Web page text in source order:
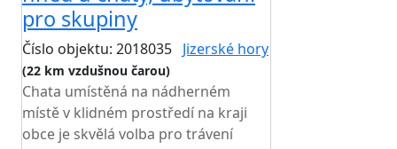
pro skupiny
Číslo objektu: 2018035 Jizerské hory
(22 km vzdušnou čarou)
Chata umístěná na nádherném
místě v klidném prostředí na kraji
obce je skvělá volba pro trávení